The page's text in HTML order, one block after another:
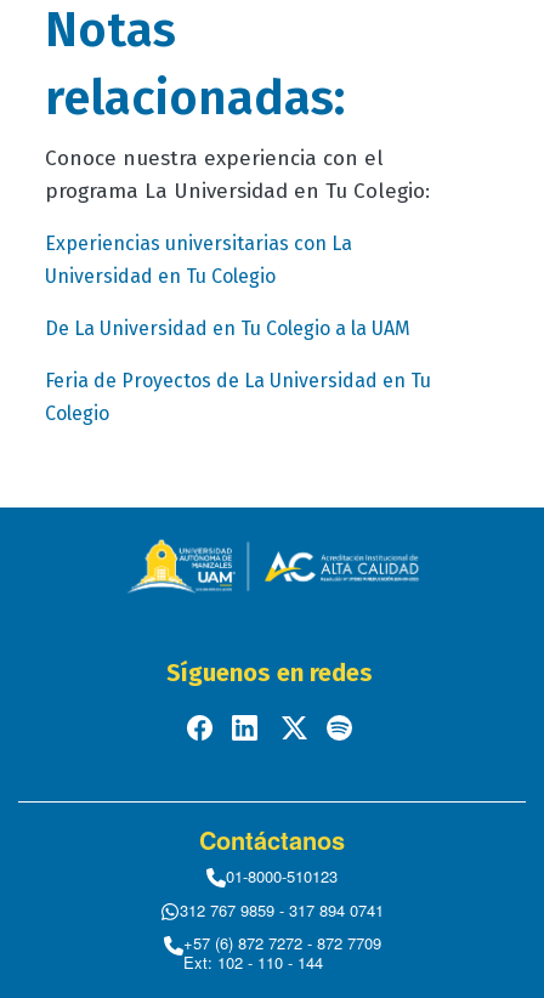
Notas
relacionadas:
Conoce nuestra experiencia con el
programa La Universidad en Tu Colegio:
Experiencias universitarias con La
Universidad en Tu Colegio
De La Universidad en Tu Colegio a la UAM
Feria de Proyectos de La Universidad en Tu
Colegio
Síguenos en redes
Contáctanos
01-8000-510123
312 767 9859 - 317 894 0741
+57 (6) 872 7272 - 872 7709
Ext: 102 - 110 - 144